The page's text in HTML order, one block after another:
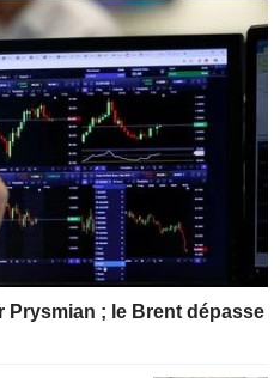
Prysmian ; le Brent dépasse